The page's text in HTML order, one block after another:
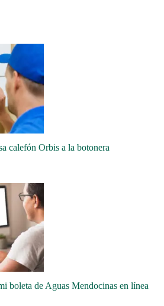
calefón Orbis a la botonera
boleta de Aguas Mendocinas en línea